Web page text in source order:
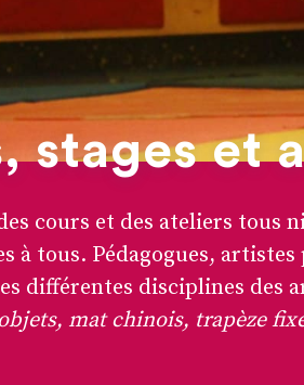
stages et
cours et des ateliers tous
à tous. Pédagogues,
différentes disciplines des
mat chinois, trapèze